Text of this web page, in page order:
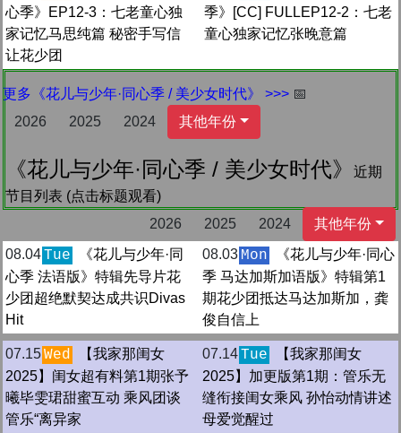
心季》EP12-3：七老童心独
家记忆马思纯篇 秘密手写信
让花少团
季》[CC] FULLEP12-2：七老
童心独家记忆张晚意篇
更多《花儿与少年·同心季 / 美少女时代》 >>> 📅
2026
2025 2024 其他年份
《花儿与少年·同心季 / 美少女时代》
近期
节目列表 (点击标题观看)
2026
2025 2024
其他年份
08.04Tue
《花儿与少年·同
心季 法语版》特辑先导片花
少团超绝默契达成共识Divas
Hit
08.03 Mon
《花儿与少年·同心
季 马达加斯加语版》特辑第1
期花少团抵达马达加斯加，龚
俊自信上
07.15Wed
【我家那闺女
2025】闺女超有料第1期张予
曦毕雯珺甜蜜互动 乘风团谈
管乐“离异家
07.14Tue
【我家那闺女
2025】加更版第1期：管乐无
缝衔接闺女乘风 孙怡动情讲述
母爱觉醒过